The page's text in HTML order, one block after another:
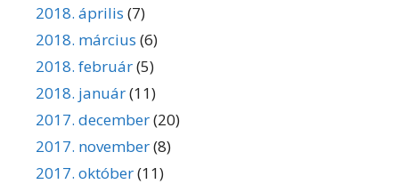
2018. április (7)
2018. március (6)
2018. február(5)
2018. január(11)
2017. december(20)
2017. november(8)
2017. október(11)